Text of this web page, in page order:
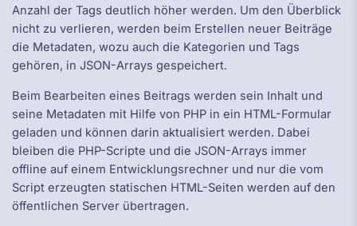
Anzahl der Tags deutlich höher werden. Um den Überblick
nicht zu verlieren, werden beim Erstellen neuer Beiträge
die Metadaten, wozu auch die Kategorien und Tags
gehören, in JSON-Arrays gespeichert.
Beim Bearbeiten eines Beitrags werden sein Inhalt und
seine Metadaten mit Hilfe von PHP in ein HTML-Formular
geladen und können darin aktualisiert werden. Dabei
bleiben die PHP-Scripte und die JSON-Arrays immer
offline auf einem Entwicklungsrechner und nur die vom
Script erzeugten statischen HTML-Seiten werden auf den
öffentlichen Server übertragen.